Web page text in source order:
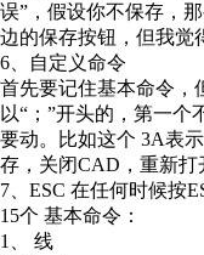
误”，假设你不保存，
边的保存按钮，但我觉
6、自定义命令
首先要记住基本命令，
以“；”开头的，第一
要动。比如这个 3A表
存，关闭CAD，重新打
7、ESC 在任何时候按
15个 基本命令：
1、 线